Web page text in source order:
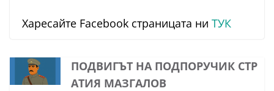
Харесайте Facebook страницата ни ТУК
ПОДВИГЪТ НА ПОДПОРУЧИК СТР
АТИЯ МАЗГАЛОВ